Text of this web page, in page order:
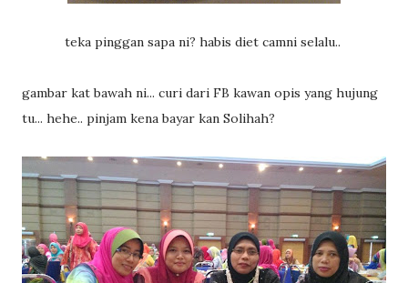
teka pinggan sapa ni? habis diet camni selalu..
gambar kat bawah ni... curi dari FB kawan opis yang hujung
tu... hehe.. pinjam kena bayar kan Solihah?